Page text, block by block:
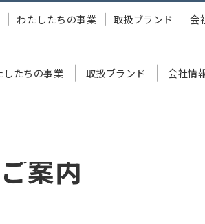
したちの事業 取扱ブランド 会社情
わたしたちの事業 取扱ブランド 会
案内